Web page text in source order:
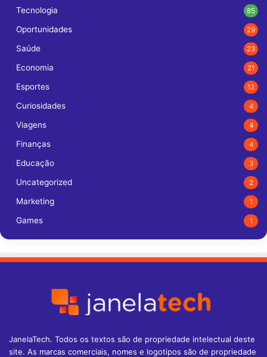
Tecnologia 85
Oportunidades 29
Saúde 23
Economia 21
Esportes 12
Curiosidades 4
Viagens 4
Finanças 4
Educação 3
Uncategorized 2
Marketing 1
Games 1
JanelaTech. Todos os textos são de propriedade intelectual deste
site. As marcas comerciais, nomes e logotipos são de propriedade